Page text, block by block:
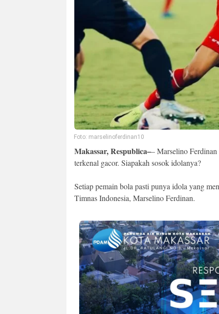
Foto: marselinoferdinan10
Makassar, Respublica–– Marselino Ferdinan
terkenal gacor. Siapakah sosok idolanya?
Setiap pemain bola pasti punya idola yang
Timnas Indonesia, Marselino Ferdinan.